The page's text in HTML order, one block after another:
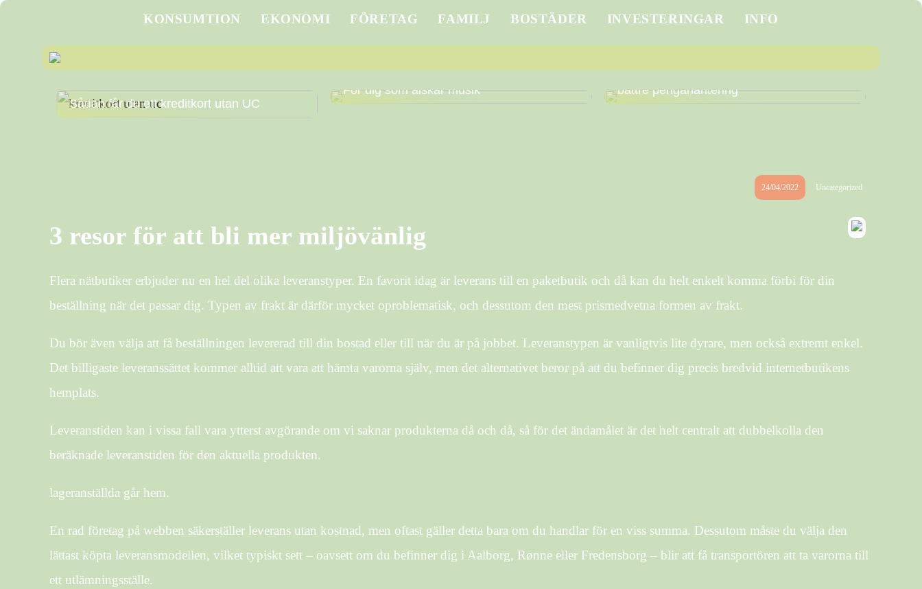
KONSUMTION EKONOMI FÖRETAG FAMILJ BOSTÄDER INVESTERINGAR INFO
Sådan får du ett kreditkort utan UC
För dig som älskar musik
bättre pengahantering
24/04/2022 Uncategorized
3 resor för att bli mer miljövänlig
Flera nätbutiker erbjuder nu en hel del olika leveranstyper. En favorit idag är leverans till en paketbutik och då kan du helt enkelt komma förbi för din
beställning när det passar dig. Typen av frakt är därför mycket oproblematisk, och dessutom den mest prismedvetna formen av frakt.
Du bör även välja att få beställningen levererad till din bostad eller till när du är på jobbet. Leveranstypen är vanligtvis lite dyrare, men också extremt enkel.
Det billigaste leveranssättet kommer alltid att vara att hämta varorna själv, men det alternativet beror på att du befinner dig precis bredvid internetbutikens
hemplats.
Leveranstiden kan i vissa fall vara ytterst avgörande om vi saknar produkterna då och då, så för det ändamålet är det helt centralt att dubbelkolla den
beräknade leveranstiden för den aktuella produkten.
lageranställda går hem.
En rad företag på webben säkerställer leverans utan kostnad, men oftast gäller detta bara om du handlar för en viss summa. Dessutom måste du välja den
lättast köpta leveransmodellen, vilket typiskt sett – oavsett om du befinner dig i Aalborg, Rønne eller Fredensborg – blir att få transportören att ta varorna till
ett utlämningsställe.